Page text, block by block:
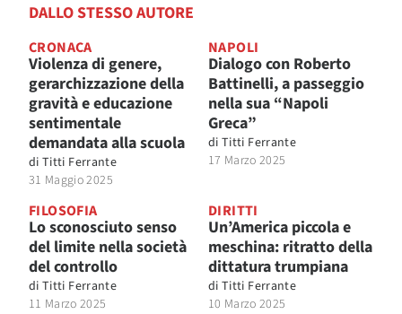
DALLO STESSO AUTORE
CRONACA
Violenza di genere,
gerarchizzazione della
gravità e educazione
sentimentale
demandata alla scuola
di Titti Ferrante
31 Maggio 2025
NAPOLI
Dialogo con Roberto
Battinelli, a passeggio
nella sua “Napoli
Greca”
di Titti Ferrante
17 Marzo 2025
FILOSOFIA
Lo sconosciuto senso
del limite nella società
del controllo
di Titti Ferrante
11 Marzo 2025
DIRITTI
Un’America piccola e
meschina: ritratto della
dittatura trumpiana
di Titti Ferrante
10 Marzo 2025